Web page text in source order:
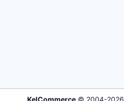
KelCommerce© 2004-2026